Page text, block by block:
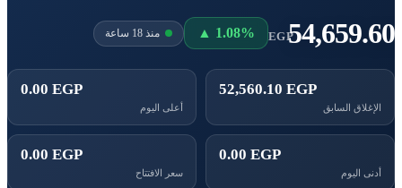
54,659.60
EGP
▲ 1.08% منذ 18 ساعة
52,560.10 EGP
الإغلاق السابق
0.00 EGP
أعلى اليوم
0.00 EGP
أدنى اليوم
0.00 EGP
سعر الافتتاح